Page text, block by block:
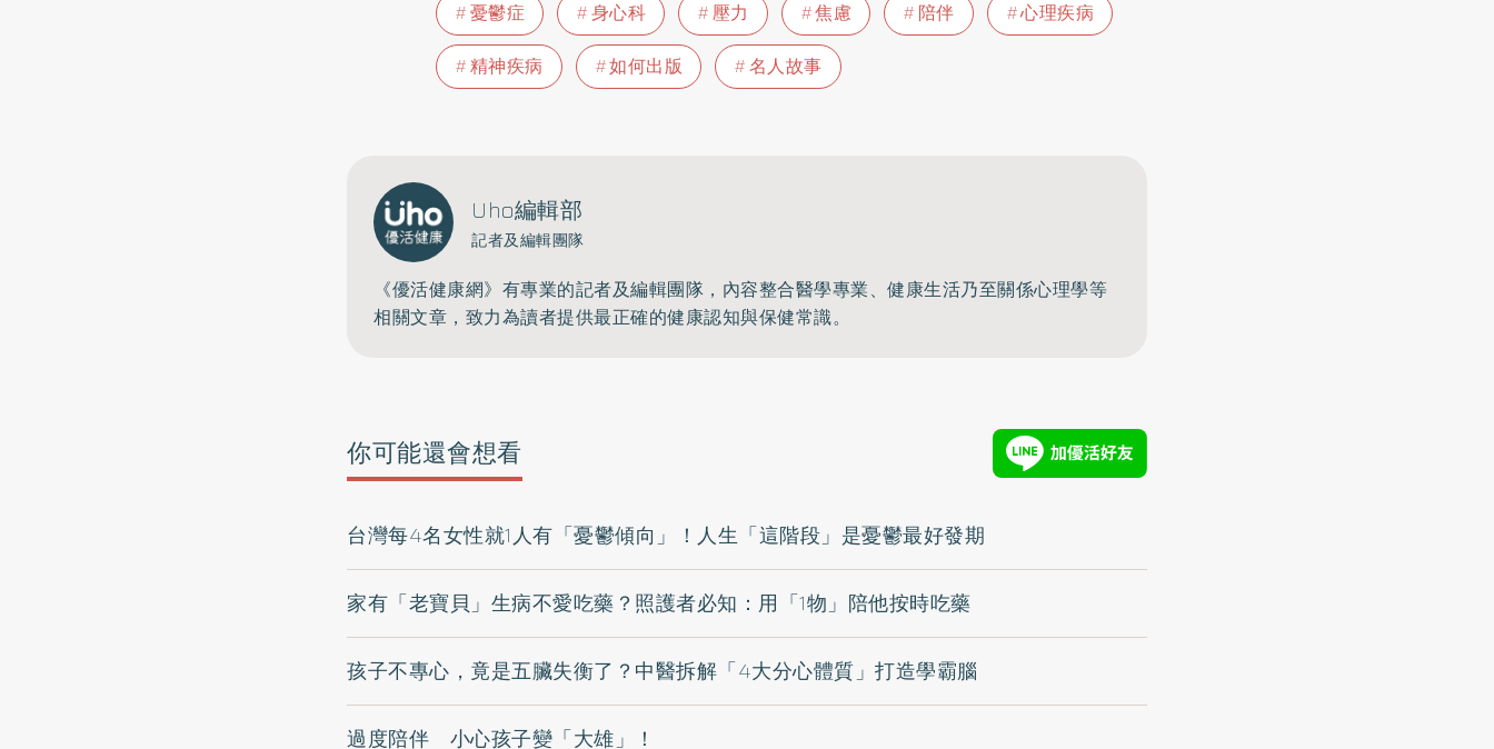
憂鬱症 身心科 壓力 焦慮 陪伴
心理疾病
精神疾病
如何出版 名人故事
Uho編輯部
記者及編輯團隊
《優活健康網》有專業的記者及編輯團隊，內容整合醫學專業、健康生活乃至關係心理學等
相關文章，致力為讀者提供最正確的健康認知與保健常識。
你可能還會想看
台灣每4名女性就1人有「憂鬱傾向」！人生「這階段」是憂鬱最好發期
家有「老寶貝」生病不愛吃藥？照護者必知：用「1物」陪他按時吃藥
孩子不專心，竟是五臟失衡了？中醫拆解「4大分心體質」打造學霸腦
過度陪伴 小心孩子變「大雄」！